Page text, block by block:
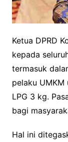
Ketua DPRD
kepada
termasuk
pelaku
LPG 3 kg.
bagi
Hal ini